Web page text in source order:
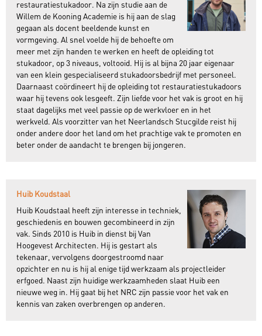
restauratiestukadoor. Na zijn studie aan de
Willem de Kooning Academie is hij aan de slag
gegaan als docent beeldende kunst en
vormgeving. Al snel voelde hij de behoefte om
meer met zijn handen te werken en heeft de opleiding tot
stukadoor, op 3 niveaus, voltooid. Hij is al bijna 20 jaar eigenaar
van een klein gespecialiseerd stukadoorsbedrijf met personeel.
Daarnaast coördineert hij de opleiding tot restauratiestukadoors
waar hij tevens ook lesgeeft. Zijn liefde voor het vak is groot en hij
staat dagelijks met veel passie op de werkvloer en in het
werkveld. Als voorzitter van het Neerlandsch Stucgilde reist hij
onder andere door het land om het prachtige vak te promoten en
beter onder de aandacht te brengen bij jongeren.
Huib Koudstaal
Huib Koudstaal heeft zijn interesse in techniek,
geschiedenis en bouwen gecombineerd in zijn
vak. Sinds 2010 is Huib in dienst bij Van
Hoogevest Architecten. Hij is gestart als
tekenaar, vervolgens doorgestroomd naar
opzichter en nu is hij al enige tijd werkzaam als projectleider
erfgoed. Naast zijn huidige werkzaamheden slaat Huib een
nieuwe weg in. Hij gaat bij het NRC zijn passie voor het vak en
kennis van zaken overbrengen op anderen.